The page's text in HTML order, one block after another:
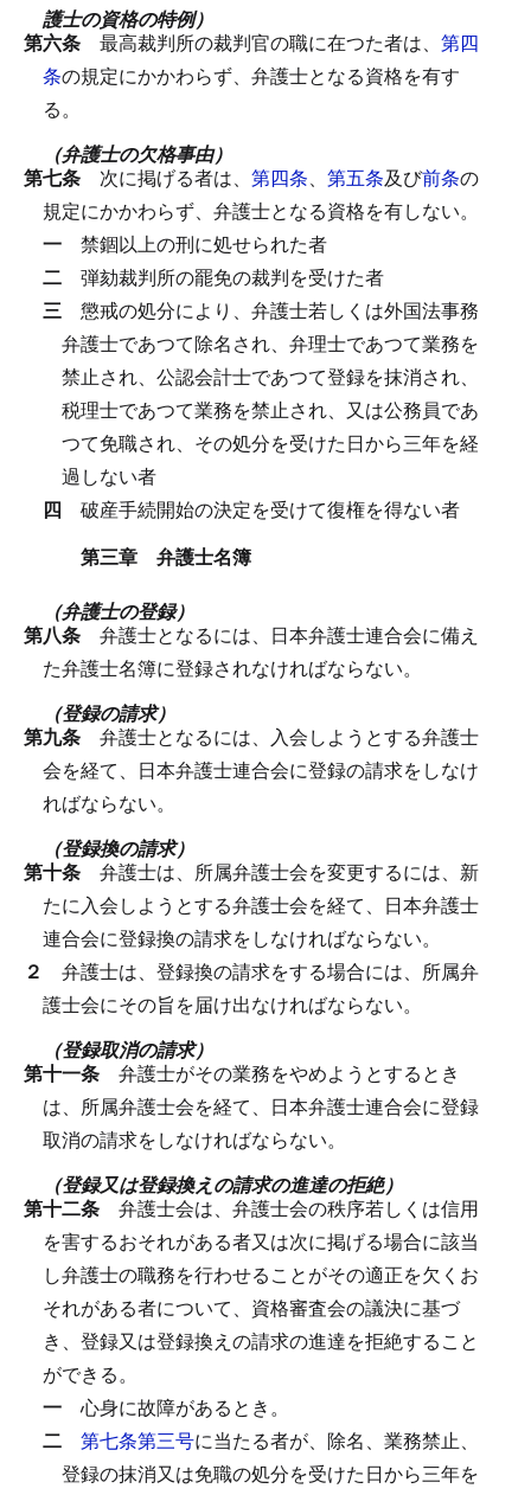
護士の資格の特例）
第六条 最高裁判所の裁判官の職に在つた者は、 第四
条の規定にかかわらず、弁護士となる資格を有す
る。
（弁護士の欠格事由）
第七条 次に掲げる者は、 第四条、 第五条及び前条の
規定にかかわらず、弁護士となる資格を有しない。
一 禁錮以上の刑に処せられた者
二 弾劾裁判所の罷免の裁判を受けた者
三 懲戒の処分により、弁護士若しくは外国法事務
弁護士であつて除名され、弁理士であつて業務を
禁止され、公認会計士であつて登録を抹消され、
税理士であつて業務を禁止され、又は公務員であ
つて免職され、その処分を受けた日から三年を経
過しない者
四 破産手続開始の決定を受けて復権を得ない者
第三章 弁護士名簿
（弁護士の登録）
第八条 弁護士となるには、日本弁護士連合会に備え
た弁護士名簿に登録されなければならない。
（登録の請求）
第九条 弁護士となるには、入会しようとする弁護士
会を経て、日本弁護士連合会に登録の請求をしなけ
ればならない。
（登録換の請求）
第十条 弁護士は、所属弁護士会を変更するには、新
たに入会しようとする弁護士会を経て、日本弁護士
連合会に登録換の請求をしなければならない。
２ 弁護士は、登録換の請求をする場合には、所属弁
護士会にその旨を届け出なければならない。
（登録取消の請求）
第十一条 弁護士がその業務をやめようとするとき
は、所属弁護士会を経て、日本弁護士連合会に登録
取消の請求をしなければならない。
（登録又は登録換えの請求の進達の拒絶）
第十二条 弁護士会は、弁護士会の秩序若しくは信用
を害するおそれがある者又は次に掲げる場合に該当
し弁護士の職務を行わせることがその適正を欠くお
それがある者について、資格審査会の議決に基づ
き、登録又は登録換えの請求の進達を拒絶すること
ができる。
一 心身に故障があるとき。
二 第七条第三号に当たる者が、除名、業務禁止、
登録の抹消又は免職の処分を受けた日から三年を